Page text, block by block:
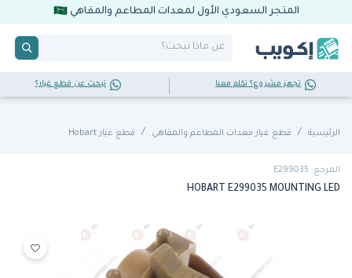
المتجر السعودي الأول لمعدات المطاعم والمقاهي
تجهز مشروع؟ تكلم معنا تبحث عن قطع غيار؟
الرئيسية قطع غيار معدات المطاعم والمقاهي قطع غيار Hobart
المرجع: E299035
HOBART E299035 MOUNTING LED